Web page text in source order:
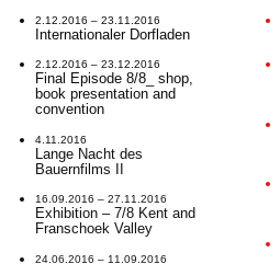
2.12.2016 – 23.11.2016
Internationaler Dorfladen
2.12.2016 – 23.12.2016
Final Episode 8/8_ shop,
book presentation and
convention
4.11.2016
Lange Nacht des
Bauernfilms II
16.09.2016 – 27.11.2016
Exhibition – 7/8 Kent and
Franschoek Valley
24.06.2016 – 11.09.2016